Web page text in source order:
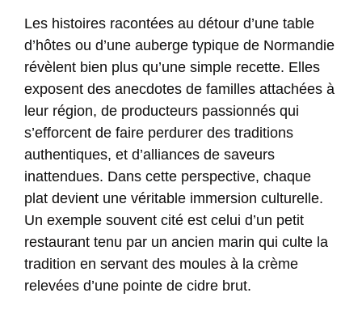
Les histoires racontées au détour d’une table
d’hôtes ou d’une auberge typique de Normandie
révèlent bien plus qu’une simple recette. Elles
exposent des anecdotes de familles attachées à
leur région, de producteurs passionnés qui
s’efforcent de faire perdurer des traditions
authentiques, et d’alliances de saveurs
inattendues. Dans cette perspective, chaque
plat devient une véritable immersion culturelle.
Un exemple souvent cité est celui d’un petit
restaurant tenu par un ancien marin qui culte la
tradition en servant des moules à la crème
relevées d’une pointe de cidre brut.